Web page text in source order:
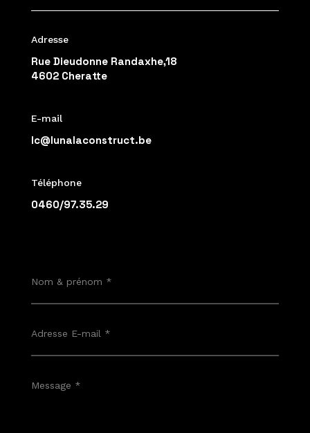
Adresse
Rue Dieudonne Randaxhe,18
4602 Cheratte
E-mail
lc@lunalaconstruct.be
Téléphone
0460/97.35.29